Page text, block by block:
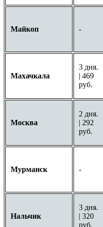
Майкоп -
Махачкала
3 дня.
| 469
руб.
Москва
2 дня.
| 292
руб.
Мурманск -
Нальчик
3 дня.
| 320
руб.